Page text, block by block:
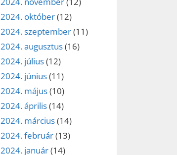
2024. október(12)
2024. szeptember(11)
2024. augusztus(16)
2024. július(12)
2024. június(11)
2024. május(10)
2024. április(14)
2024. március(14)
2024. február(13)
2024. január(14)